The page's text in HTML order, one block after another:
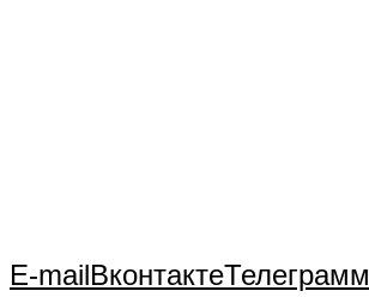
E-mailВконтактеТелеграмм